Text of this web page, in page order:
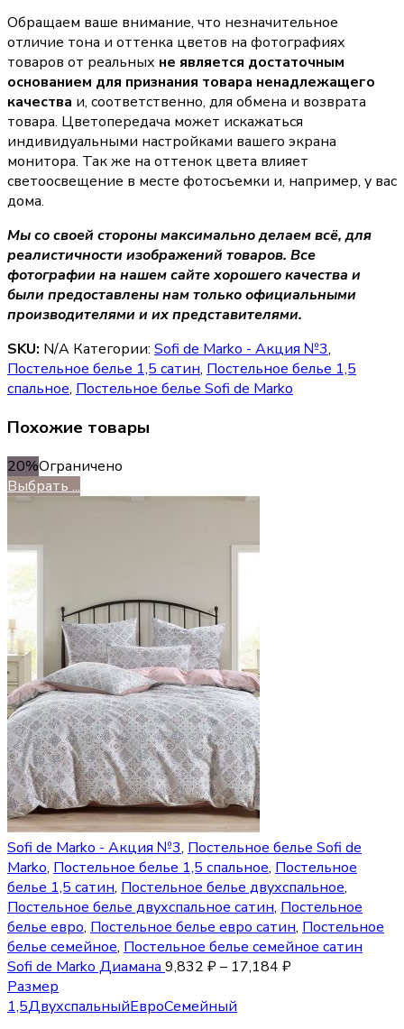
Обращаем ваше внимание, что незначительное
отличие тона и оттенка цветов на фотографиях
товаров от реальных не является достаточным
основанием для признания товара ненадлежащего
качества и, соответственно, для обмена и возврата
товара. Цветопередача может искажаться
индивидуальными настройками вашего экрана
монитора. Так же на оттенок цвета влияет
светоосвещение в месте фотосъемки и, например, у вас
дома.
Мы со своей стороны максимально делаем всё, для
реалистичности изображений товаров. Все
фотографии на нашем сайте хорошего качества и
были предоставлены нам только официальными
производителями и их представителями.
SKU: N/A Категории: Sofi de Marko - Акция №3,
Постельное белье 1,5 сатин, Постельное белье 1,5
спальное, Постельное белье Sofi de Marko
Похожие товары
20%Ограничено
Выбрать ...
Sofi de Marko - Акция №3, Постельное белье Sofi de
Marko, Постельное белье 1,5 спальное, Постельное
белье 1,5 сатин, Постельное белье двухспальное,
Постельное белье двухспальное сатин, Постельное
белье евро, Постельное белье евро сатин, Постельное
белье семейное, Постельное белье семейное сатин
Sofi de Marko Диамана 9,832 ₽– 17,184 ₽
Размер
1,5ДвухспальныйЕвроСемейный